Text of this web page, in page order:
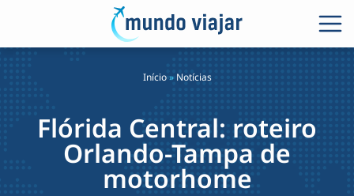
Início» Notícias
Flórida Central: roteiro
Orlando-Tampa de
motorhome